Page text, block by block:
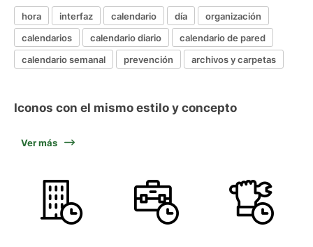
hora interfaz calendario día
organización
calendarios
calendario diario
calendario de pared
calendario semanal
prevención archivos y carpetas
Iconos con el mismo estilo y concepto
Ver más